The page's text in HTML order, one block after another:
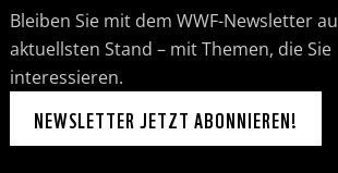
Bleiben Sie mit dem WWF-Newsletter
aktuellsten Stand – mit Themen, die Sie
interessieren.
NEWSLETTER JETZT ABONNIEREN!